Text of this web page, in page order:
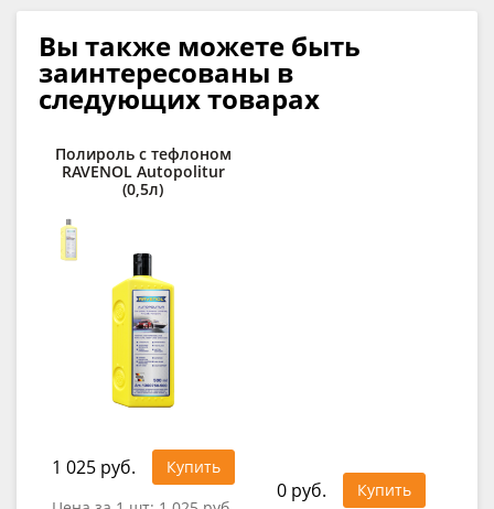
Вы также можете быть
заинтересованы в
следующих товарах
Полироль с тефлоном
RAVENOL Autopolitur
(0,5л)
1 025 руб.
Купить
0 руб. Купить